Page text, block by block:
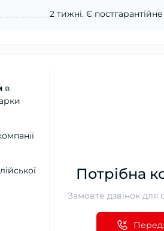
2 тижні. Є
в
Потрібна
Замовте дзвінок для